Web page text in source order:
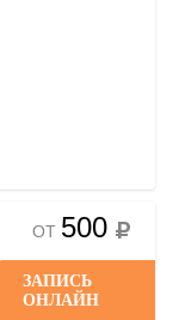
ОТ 500
ЗАПИСЬ
ОНЛАЙН